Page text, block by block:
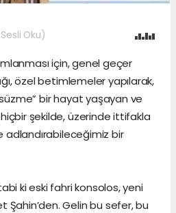
Oku)
için, genel geçer
özel betimlemeler yapılarak,
bir hayat yaşayan ve
şekilde, üzerinde ittifakla
adlandırabileceğimiz bir
ki eski fahri konsolos, yeni
Şahin’den. Gelin bu sefer, bu